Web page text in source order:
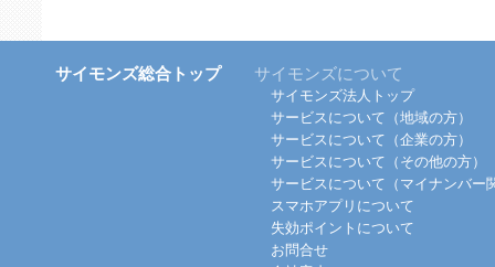
サイモンズ総合トップ サイモンズについて
サイモンズ法人トップ
サービスについて（地域の方）
サービスについて（企業の方）
サービスについて（その他の方）
サービスについて（マイナンバー
スマホアプリについて
失効ポイントについて
お問合せ